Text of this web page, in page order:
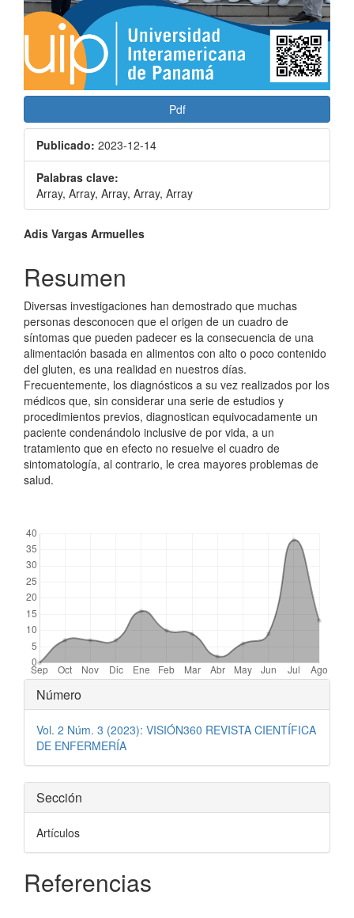
Pdf
Publicado: 2023-12-14
Palabras clave:
Array, Array, Array, Array, Array
Contenido
principal
del
artículo
Adis Vargas Armuelles
Resumen
Diversas investigaciones han demostrado que muchas
personas desconocen que el origen de un cuadro de
síntomas que pueden padecer es la consecuencia de una
alimentación basada en alimentos con alto o poco contenido
del gluten, es una realidad en nuestros días.
Frecuentemente, los diagnósticos a su vez realizados por los
médicos que, sin considerar una serie de estudios y
procedimientos previos, diagnostican equivocadamente un
paciente condenándolo inclusive de por vida, a un
tratamiento que en efecto no resuelve el cuadro de
sintomatología, al contrario, le crea mayores problemas de
salud.
Detalles
del
artículo
Número
Vol. 2 Núm. 3 (2023): VISIÓN360 REVISTA CIENTÍFICA
DE ENFERMERÍA
Sección
Artículos
Referencias